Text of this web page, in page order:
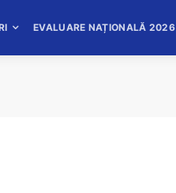
EVALUARE NAȚIONALĂ 2026